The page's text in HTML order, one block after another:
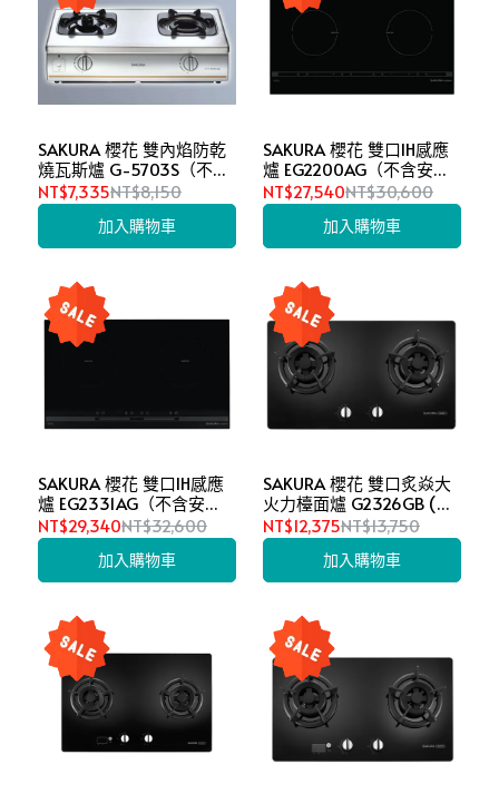
SAKURA 櫻花 雙內焰防乾
燒瓦斯爐 G-5703S（不含
安裝）
NT$7,335NT$8,150
加入購物車
SAKURA 櫻花 雙口IH感應
爐 EG2200AG（不含安
裝）
NT$27,540NT$30,600
加入購物車
SAKURA 櫻花 雙口IH感應
爐 EG2331AG（不含安
裝）
NT$29,340NT$32,600
加入購物車
SAKURA 櫻花 雙口炙焱大
火力檯面爐 G2326GB (不
含安裝)
NT$12,375NT$13,750
加入購物車